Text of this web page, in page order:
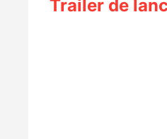
Trailer de